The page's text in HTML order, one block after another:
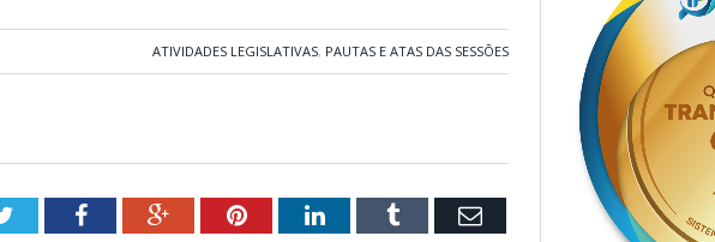
ATIVIDADES LEGISLATIVAS, PAUTAS E ATAS DAS SESSÕES
TwitterFacebookGoogle+PinterestLinkedInTumblr Email